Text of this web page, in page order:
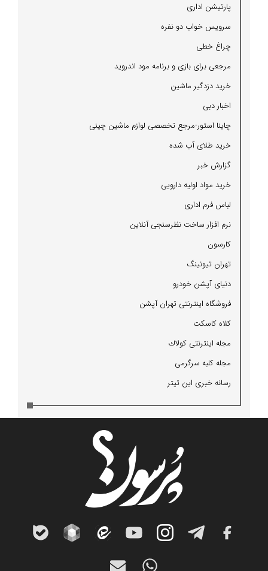
پارتیشن اداری
سرویس خواب دو نفره
چراغ خطی
مرجعی برای بازی و برنامه مود اندروید
خرید دزدگیر ماشین
اخبار دبی
چاینا استور-مرجع تخصصی لوازم ماشین چینی
خرید طلای آب شده
گزارش خبر
خرید مواد اولیه دارویی
لباس فرم اداری
نرم افزار ساخت نظرسنجی آنلاین
كارسون
تهران تیونینگ
دنیای آپشن خودرو
فروشگاه اینترنتی تهران آپشن
كلاه كاسكت
مجله اینترنتی كولاك
مجله كلبه سرگرمی
رسانه خبری این تیتر